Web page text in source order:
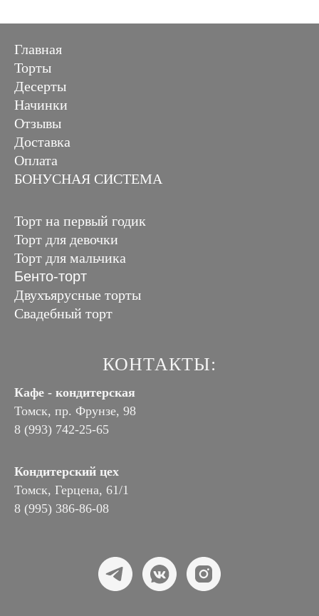
Главная
Торты
Десерты
Начинки
Отзывы
Доставка
Оплата
БОНУСНАЯ СИСТЕМА
Торт на первый годик
Торт для девочки
Торт для мальчика
Бенто-торт
Двухъярусные торты
Свадебный торт
КОНТАКТЫ:
Кафе - кондитерская
Томск, пр. Фрунзе, 98
8 (993) 742-25-65
Кондитерский цех
Томск, Герцена, 61/1
8 (995) 386-86-08